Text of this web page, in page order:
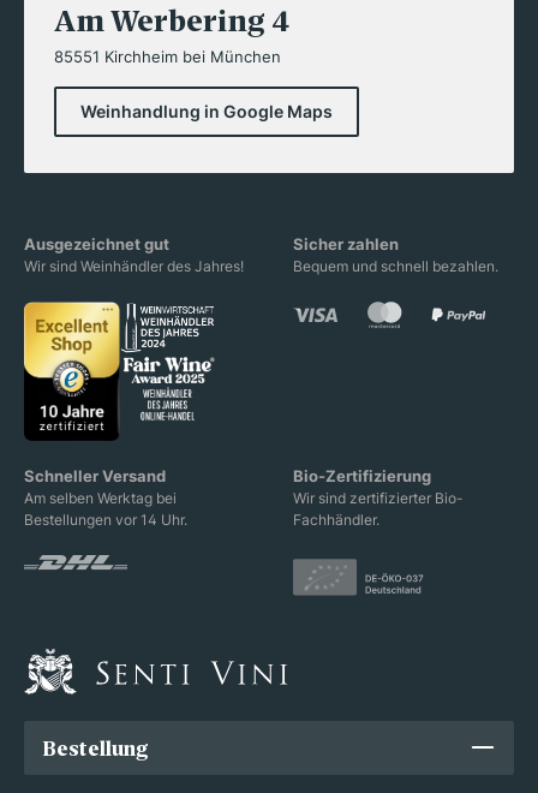
Am Werbering 4
85551 Kirchheim bei München
Weinhandlung in Google Maps
Ausgezeichnet gut
Wir sind Weinhändler des Jahres!
Sicher zahlen
Bequem und schnell bezahlen.
Schneller Versand
Am selben Werktag bei
Bestellungen vor 14 Uhr.
Bio-Zertifizierung
Wir sind zertifizierter Bio-
Fachhändler.
Bestellung